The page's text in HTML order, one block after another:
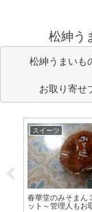
松紳う
松紳うまいも
お取り寄せ
スイーツ
春華堂のみそまん
ット～管理人もお